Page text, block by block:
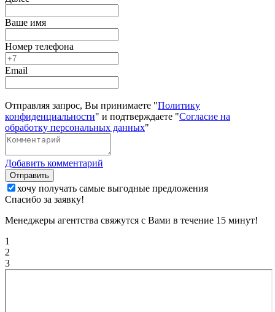
Ваше имя
Номер телефона
Email
Отправляя запрос, Вы принимаете "Политику
конфиденциальности" и подтверждаете "Согласие на
обработку персональных данных"
Добавить комментарий
Отправить
хочу получать самые выгодные предложения
Спасибо за заявку!
Менеджеры агентства свяжутся с Вами в течение 15 минут!
1
2
3